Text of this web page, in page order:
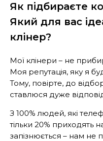
Як підбираєте
Який для вас
клінер?
Мої клінери – не
Моя репутація, яку я
Тому, повірте, до
ставлюся дуже
З 100% людей, які
тільки 20% приходять
запізнюється – нам не